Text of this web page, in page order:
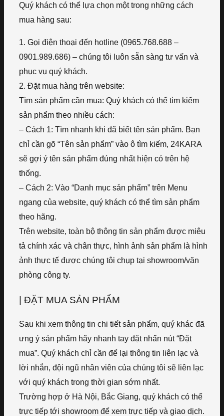
Quý khách có thể lựa chọn một trong những cách
mua hàng sau:
1. Gọi điện thoại đến hotline (0965.768.688 –
0901.989.686) – chúng tôi luôn sẵn sàng tư vấn và
phục vụ quý khách.
2. Đặt mua hàng trên website:
Tìm sản phẩm cần mua: Quý khách có thể tìm kiếm
sản phẩm theo nhiều cách:
– Cách 1: Tìm nhanh khi đã biết tên sản phẩm. Bạn
chỉ cần gõ “Tên sản phẩm” vào ô tìm kiếm, 24KARA
sẽ gợi ý tên sản phẩm đúng nhất hiện có trên hệ
thống.
– Cách 2: Vào “Danh mục sản phẩm” trên Menu
ngang của website, quý khách có thể tìm sản phẩm
theo hãng.
Trên website, toàn bộ thông tin sản phẩm được miêu
tả chính xác và chân thực, hình ảnh sản phẩm là hình
ảnh thực tế được chúng tôi chụp tại showroom/văn
phòng công ty.
| ĐẶT MUA SẢN PHẨM
Sau khi xem thông tin chi tiết sản phẩm, quý khác đã
ưng ý sản phẩm hãy nhanh tay đặt nhấn nút “Đặt
mua”. Quý khách chỉ cần để lại thông tin liên lạc và
lời nhắn, đội ngũ nhân viên của chúng tôi sẽ liên lạc
với quý khách trong thời gian sớm nhất.
Trường hợp ở Hà Nội, Bắc Giang, quý khách có thể
trực tiếp tới showroom để xem trực tiếp và giao dịch.